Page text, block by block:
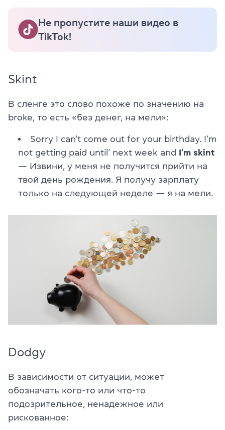
Не пропустите наши видео в
TikTok!
Skint
В сленге это слово похоже по значению на
broke, то есть «без денег, на мели»:
Sorry I can’t come out for your birthday. I’m
not getting paid until’ next week and I’m skint
— Извини, у меня не получится прийти на
твой день рождения. Я получу зарплату
только на следующей неделе — я на мели.
Dodgy
В зависимости от ситуации, может
обозначать кого-то или что-то
подозрительное, ненадежное или
рискованное: